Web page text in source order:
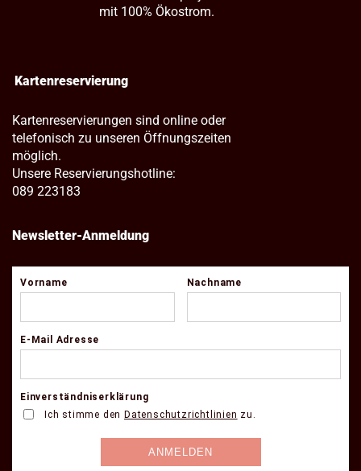
mit 100% Ökostrom.
Kartenreservierung
Kartenreservierungen sind online oder
telefonisch zu unseren Öffnungszeiten
möglich.
Unsere Reservierungshotline:
089 223183
Newsletter-Anmeldung